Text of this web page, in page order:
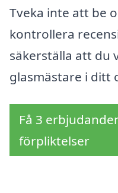
Tveka inte att be
kontrollera
säkerställa att du
glasmästare i ditt
Få 3
förpliktelser